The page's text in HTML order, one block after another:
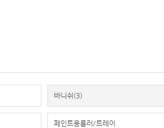
바니쉬 (3)
페인트용롤러/트레이